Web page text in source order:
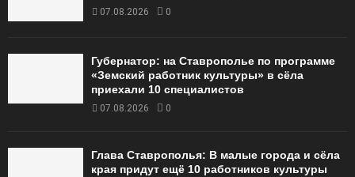
07.08.2026 0
Губернатор: на Ставрополье по программе
«Земский работник культуры» в сёла
приехали 10 специалистов
07.08.2026 0
Глава Ставрополья: В малые города и сёла
края придут ещё 10 работников культуры